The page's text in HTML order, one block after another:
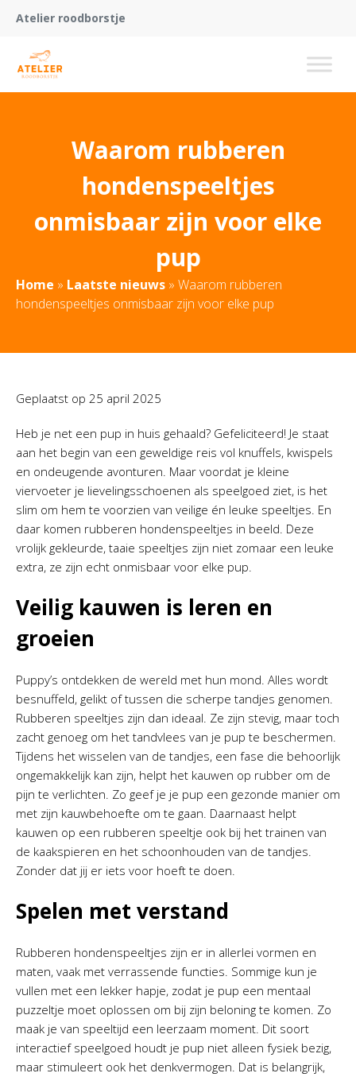
Atelier roodborstje
Waarom rubberen
hondenspeeltjes
onmisbaar zijn voor elke
pup
Home » Laatste nieuws » Waarom rubberen
hondenspeeltjes onmisbaar zijn voor elke pup
Geplaatst op 25 april 2025
Heb je net een pup in huis gehaald? Gefeliciteerd! Je staat
aan het begin van een geweldige reis vol knuffels, kwispels
en ondeugende avonturen. Maar voordat je kleine
viervoeter je lievelingsschoenen als speelgoed ziet, is het
slim om hem te voorzien van veilige én leuke speeltjes. En
daar komen rubberen hondenspeeltjes in beeld. Deze
vrolijk gekleurde, taaie speeltjes zijn niet zomaar een leuke
extra, ze zijn echt onmisbaar voor elke pup.
Veilig kauwen is leren en
groeien
Puppy’s ontdekken de wereld met hun mond. Alles wordt
besnuffeld, gelikt of tussen die scherpe tandjes genomen.
Rubberen speeltjes zijn dan ideaal. Ze zijn stevig, maar toch
zacht genoeg om het tandvlees van je pup te beschermen.
Tijdens het wisselen van de tandjes, een fase die behoorlijk
ongemakkelijk kan zijn, helpt het kauwen op rubber om de
pijn te verlichten. Zo geef je je pup een gezonde manier om
met zijn kauwbehoefte om te gaan. Daarnaast helpt
kauwen op een rubberen speeltje ook bij het trainen van
de kaakspieren en het schoonhouden van de tandjes.
Zonder dat jij er iets voor hoeft te doen.
Spelen met verstand
Rubberen hondenspeeltjes zijn er in allerlei vormen en
maten, vaak met verrassende functies. Sommige kun je
vullen met een lekker hapje, zodat je pup een mentaal
puzzeltje moet oplossen om bij zijn beloning te komen. Zo
maak je van speeltijd een leerzaam moment. Dit soort
interactief speelgoed houdt je pup niet alleen fysiek bezig,
maar stimuleert ook het denkvermogen. Dat is belangrijk,